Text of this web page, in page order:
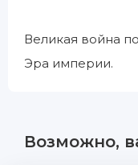
Великая война
Эра империи.
Возможно,